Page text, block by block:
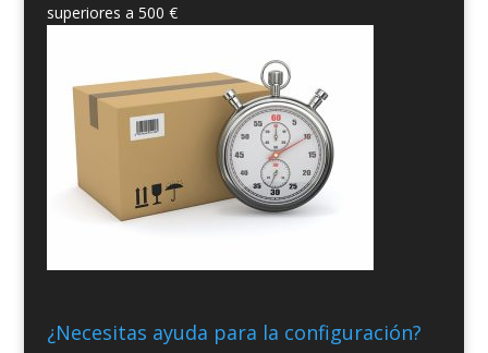
superiores a 500 €
¿Necesitas ayuda para la configuración?